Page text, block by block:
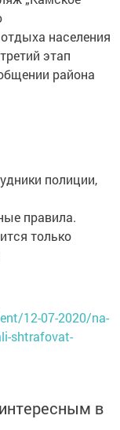
населения
этап
района
полиции,
правила.
только
12-07-2020/na-
shtrafovat-
в